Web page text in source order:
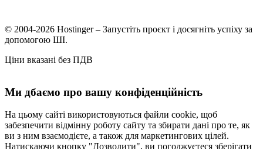
© 2004-2026 Hostinger – Запустіть проєкт і досягніть успіху за
допомогою ШІ.
Ціни вказані без ПДВ
Ми дбаємо про вашу конфіденційність
На цьому сайті використовуються файли cookie, щоб
забезпечити відмінну роботу сайту та збирати дані про те, як
ви з ним взаємодієте, а також для маркетингових цілей.
Натискаючи кнопку "Дозволити", ви погоджуєтеся зберігати